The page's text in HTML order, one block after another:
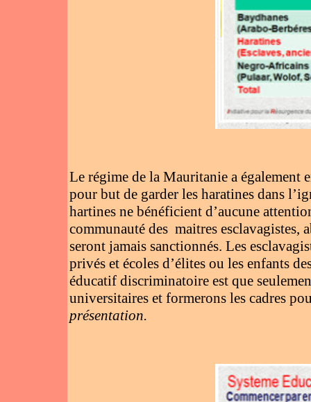
Le régime de la Mauritanie a également
pour but de garder les haratines dans
hartines ne bénéficient d’aucune
communauté des maitres esclavagistes,
seront jamais sanctionnés. Les
privés et écoles d’élites ou les enfants
éducatif discriminatoire est que
universitaires et formerons les cadres
présentation.